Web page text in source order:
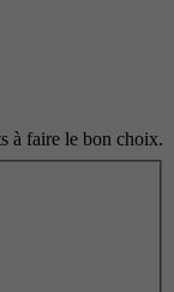
à faire le bon choix.